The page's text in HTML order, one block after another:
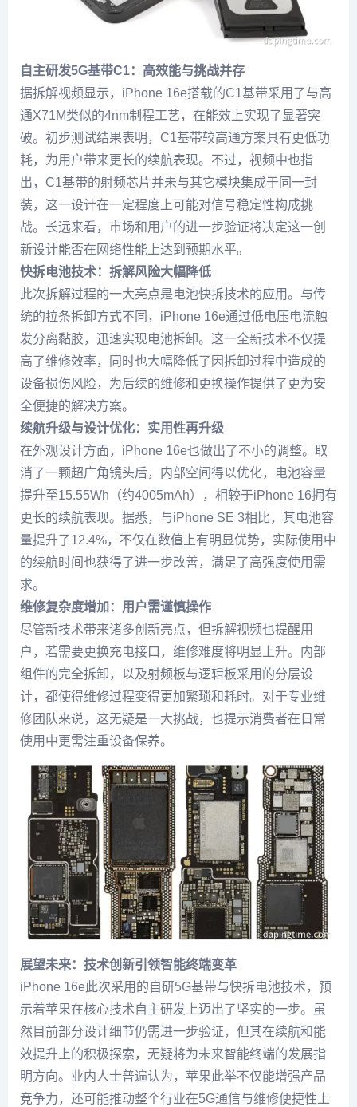
自主研发5G基带C1：高效能与挑战并存
据拆解视频显示，iPhone 16e搭载的C1基带采用了与高
通X71M类似的4nm制程工艺，在能效上实现了显著突
破。初步测试结果表明，C1基带较高通方案具有更低功
耗，为用户带来更长的续航表现。不过，视频中也指
出，C1基带的射频芯片并未与其它模块集成于同一封
装，这一设计在一定程度上可能对信号稳定性构成挑
战。长远来看，市场和用户的进一步验证将决定这一创
新设计能否在网络性能上达到预期水平。
快拆电池技术：拆解风险大幅降低
此次拆解过程的一大亮点是电池快拆技术的应用。与传
统的拉条拆卸方式不同，iPhone 16e通过低电压电流触
发分离黏胶，迅速实现电池拆卸。这一全新技术不仅提
高了维修效率，同时也大幅降低了因拆卸过程中造成的
设备损伤风险，为后续的维修和更换操作提供了更为安
全便捷的解决方案。
续航升级与设计优化：实用性再升级
在外观设计方面，iPhone 16e也做出了不小的调整。取
消了一颗超广角镜头后，内部空间得以优化，电池容量
提升至15.55Wh（约4005mAh），相较于iPhone 16拥有
更长的续航表现。据悉，与iPhone SE 3相比，其电池容
量提升了12.4%，不仅在数值上有明显优势，实际使用中
的续航时间也获得了进一步改善，满足了高强度使用需
求。
维修复杂度增加：用户需谨慎操作
尽管新技术带来诸多创新亮点，但拆解视频也提醒用
户，若需要更换充电接口，维修难度将明显上升。内部
组件的完全拆卸，以及射频板与逻辑板采用的分层设
计，都使得维修过程变得更加繁琐和耗时。对于专业维
修团队来说，这无疑是一大挑战，也提示消费者在日常
使用中更需注重设备保养。
展望未来：技术创新引领智能终端变革
iPhone 16e此次采用的自研5G基带与快拆电池技术，预
示着苹果在核心技术自主研发上迈出了坚实的一步。虽
然目前部分设计细节仍需进一步验证，但其在续航和能
效提升上的积极探索，无疑将为未来智能终端的发展指
明方向。业内人士普遍认为，苹果此举不仅能增强产品
竞争力，还可能推动整个行业在5G通信与维修便捷性上